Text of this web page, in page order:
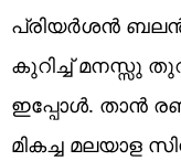
പ്രിയർശൻ
കുറിച്ച് മനസ്സു
ഇപ്പോൾ. താൻ
മികച്ച മലയാള